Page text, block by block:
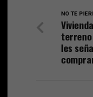
NO TE
terreno
les